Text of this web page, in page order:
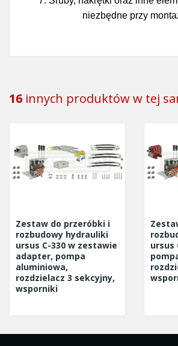
niezbędne przy
16 innych produktów w tej
Zestaw do przeróbki i
rozbudowy hydrauliki
ursus C-330 w zestawie
adapter, pompa
aluminiowa,
rozdzielacz 3 sekcyjny,
wsporniki
ursus